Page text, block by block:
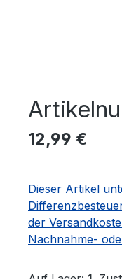
Regulärer Preis:
12,99 €
Dieser Artikel
der
Nachnahme-